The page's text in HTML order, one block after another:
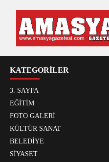
KATEGORİLER
3. SAYFA
EĞİTİM
FOTO GALERİ
KÜLTÜR SANAT
BELEDİYE
SİYASET